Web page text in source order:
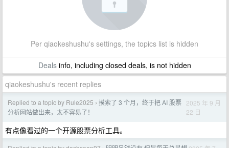
Per qiaokeshushu's settings, the topics list is hidden
Dealsinfo, including closed deals, is not hidden
qiaokeshushu's recent replies
Replied to a topic by Rule2025 › 摸索了 3 个月，终于把 AI 股票
分析网站做出来，太不容易了！
2025 年 9 月
22 日
有点像看过的一个开源股票分析工具。